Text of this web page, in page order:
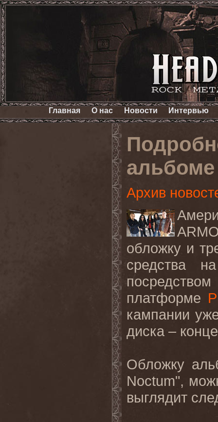
Главная О нас Новости Интервью
альбоме
Архив
обложку и
средства
платформе
кампании
диска –
Обложку
Noctum",
выглядит